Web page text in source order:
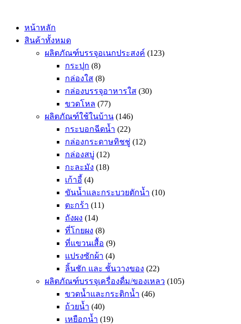
contentหน้าหลัก
สินค้าทั้งหมด
ผลิตภัณฑ์บรรจุอเนกประสงค์ (123)
กระปุก (8)
กล่องใส (8)
กล่องบรรจุอาหารใส (30)
ขวดโหล (77)
ผลิตภัณฑ์ใช้ในบ้าน (146)
กระบอกฉีดน้ำ (22)
กล่องกระดาษทิชชู่ (12)
กล่องสบู่ (12)
กะละมัง (18)
เก้าอี้ (4)
ขันน้ำและกระบวยตักน้ำ (10)
ตะกร้า (11)
ถังผง (14)
ที่โกยผง (8)
ที่แขวนเสื้อ (9)
แปรงซักผ้า (4)
ลิ้นชัก และ ชั้นวางของ (22)
ผลิตภัณฑ์บรรจุเครื่องดื่ม/ของเหลว (105)
ขวดน้ำและกระติกน้ำ (46)
ถ้วยน้ำ (40)
เหยือกน้ำ (19)